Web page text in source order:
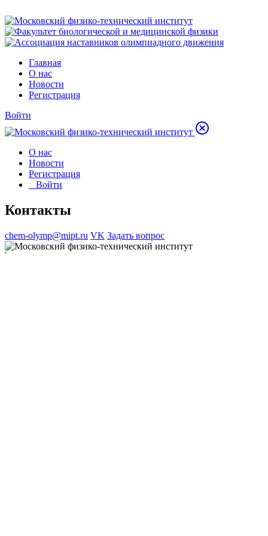
Главная
О нас
Новости
Регистрация
Войти
О нас
Новости
Регистрация
Войти
Контакты
chem-olymp@mipt.ru VK Задать вопрос